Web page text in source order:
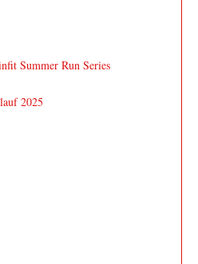
Summer Run Series
2025